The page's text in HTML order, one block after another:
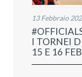
13 Febbraio
I TORNEI
15 E 16